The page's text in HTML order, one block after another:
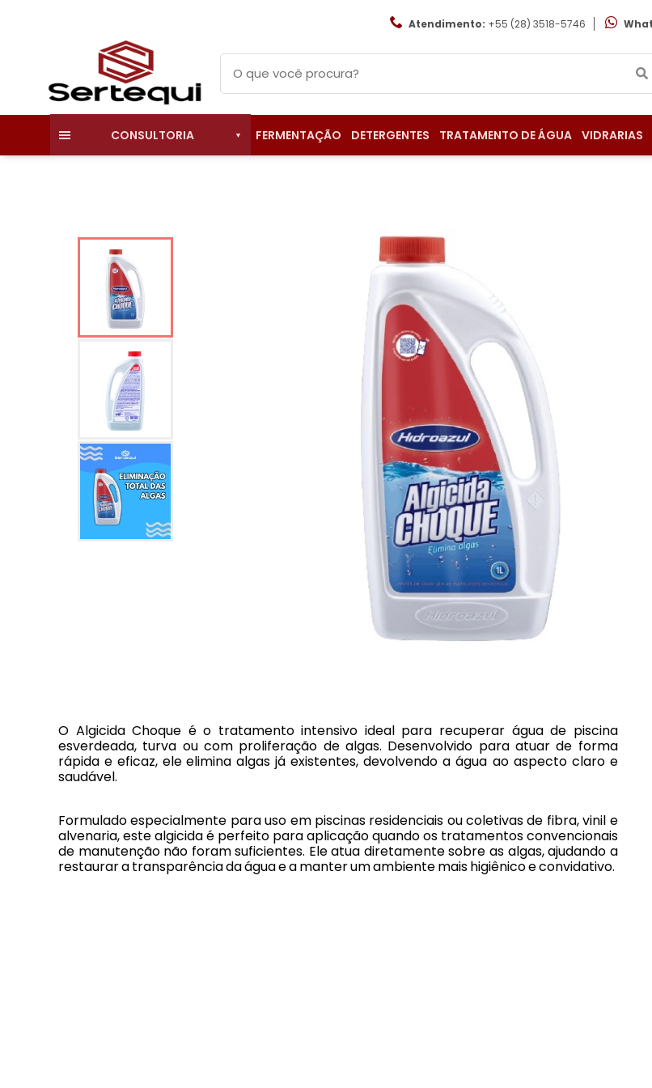
Atendimento: +55 (28) 3518-5746
CONSULTORIA FERMENTAÇÃO DETERGENTES TRATAMENTO DE ÁGUA VIDRARIAS
O Algicida Choque é o tratamento intensivo ideal para recuperar água de piscina
esverdeada, turva ou com proliferação de algas. Desenvolvido para atuar de forma
rápida e eficaz, ele elimina algas já existentes, devolvendo a água ao aspecto claro e
saudável.
Formulado especialmente para uso em piscinas residenciais ou coletivas de fibra, vinil e
alvenaria, este algicida é perfeito para aplicação quando os tratamentos convencionais
de manutenção não foram suficientes. Ele atua diretamente sobre as algas, ajudando a
restaurar a transparência da água e a manter um ambiente mais higiênico e convidativo.